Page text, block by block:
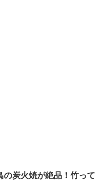
の炭火焼が絶品！竹って